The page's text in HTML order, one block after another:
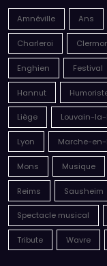
Amnéville Ans
Charleroi
Enghien Festival
Hannut
Liège Louvain-la-
Lyon Marche-
Mons Musique
Reims Sausheim
Spectacle musical
Tribute Wavre